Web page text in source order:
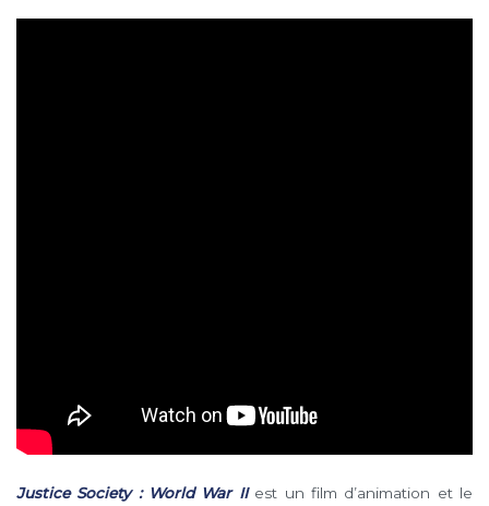
Justice Society : World War IIest un film d’animation et le